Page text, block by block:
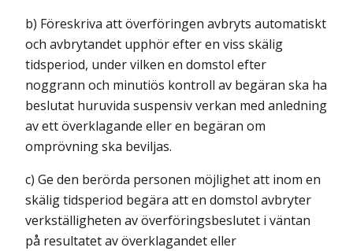
b) Föreskriva att överföringen avbryts automatiskt
och avbrytandet upphör efter en viss skälig
tidsperiod, under vilken en domstol efter
noggrann och minutiös kontroll av begäran ska ha
beslutat huruvida suspensiv verkan med anledning
av ett överklagande eller en begäran om
omprövning ska beviljas.
c) Ge den berörda personen möjlighet att inom en
skälig tidsperiod begära att en domstol avbryter
verkställigheten av överföringsbeslutet i väntan
på resultatet av överklagandet eller